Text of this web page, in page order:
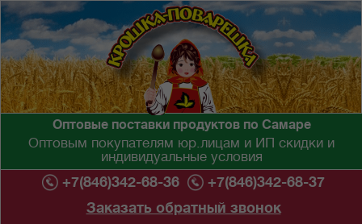
Оптовые поставки продуктов по Самаре
Оптовым покупателям юр.лицам и ИП скидки и
индивидуальные условия
+7(846)342-68-36
+7(846)342-68-37
Заказать обратный звонок